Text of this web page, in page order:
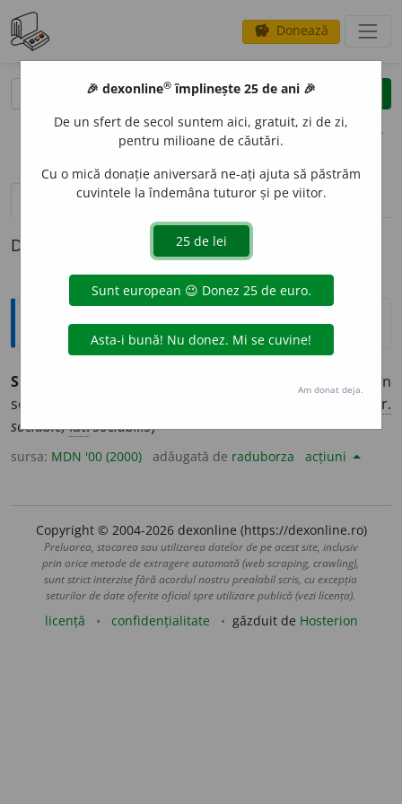
savings Donează
clear
opțiuni
definiții (1) pronunțievolume_up (2)
Definiția cu ID-ul 490526:
Explicative DEX
SOCI
(despre oameni) capabil să trăiască în
societate. ◊ prietenos, apropiat, comunicativ. (<
fr.
sociable,lat.sociabilis)
sursa: MDN '00 (2000) adăugată de raduborza acțiuni
Copyright © 2004-2026 dexonline (https://dexonline.ro)
Preluarea, stocarea sau utilizarea datelor de pe acest site, inclusiv
prin orice metode de extragere automată (web scraping, crawling),
sunt strict interzise fără acordul nostru prealabil scris, cu excepția
seturilor de date oferite oficial spre utilizare publică (vezi licența).
licență confidențialitate găzduit de Hosterion
🎉 dexonline® împlinește 25 de ani 🎉
De un sfert de secol suntem aici, gratuit, zi de zi,
pentru milioane de căutări.
Cu o mică donație aniversară ne-ați ajuta să păstrăm
cuvintele la îndemâna tuturor și pe viitor.
Am donat deja.